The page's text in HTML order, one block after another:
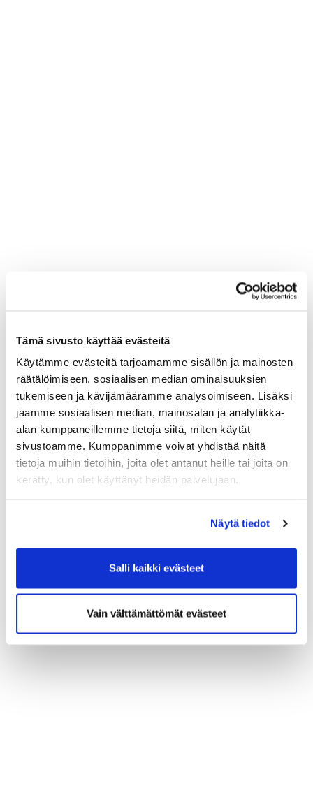
Tämä sivusto käyttää evästeitä
Käytämme evästeitä tarjoamamme sisällön ja mainosten
räätälöimiseen, sosiaalisen median ominaisuuksien
tukemiseen ja kävijämäärämme analysoimiseen. Lisäksi
jaamme sosiaalisen median, mainosalan ja analytiikka-
alan kumppaneillemme tietoja siitä, miten käytät
sivustoamme. Kumppanimme voivat yhdistää näitä
tietoja muihin tietoihin, joita olet antanut heille tai joita on
kerätty, kun olet käyttänyt heidän palvelujaan.
Näytä tiedot
Salli kaikki evästeet
Vain välttämättömät evästeet